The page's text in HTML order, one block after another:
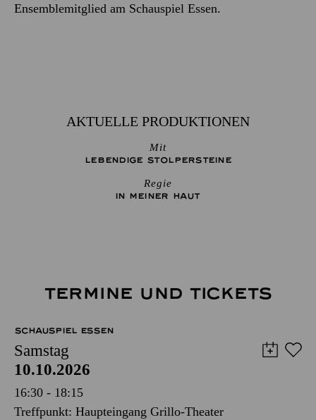
Ensemblemitglied am Schauspiel Essen.
AKTUELLE PRODUKTIONEN
Mit
LEBENDIGE STOLPER­STEINE
Regie
IN MEINER HAUT
TERMINE UND TICKETS
SCHAUSPIEL ESSEN
Samstag
10.10.2026
16:30 - 18:15
Treffpunkt: Haupteingang Grillo-Theater